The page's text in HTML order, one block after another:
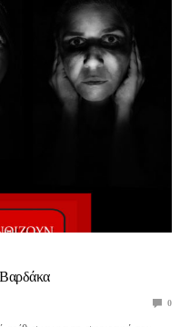
Βαρδάκα
0